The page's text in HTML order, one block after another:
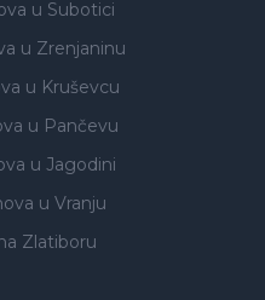
u Subotici
u Zrenjaninu
u Kruševcu
u Pančevu
u Jagodini
u Vranju
Zlatiboru